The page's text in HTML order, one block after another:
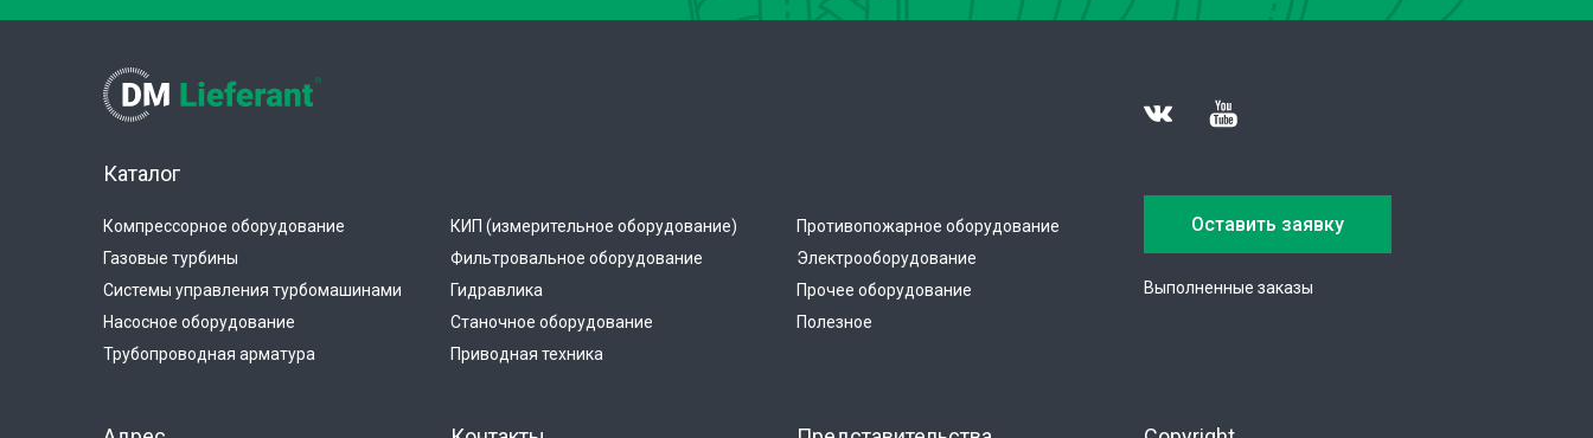
Каталог
Компрессорное оборудование
Газовые турбины
Системы управления турбомашинами
Насосное оборудование
Трубопроводная арматура
КИП (измерительное оборудование)
Фильтровальное оборудование
Гидравлика
Станочное оборудование
Приводная техника
Противопожарное оборудование
Электрооборудование
Прочее оборудование
Полезное
Оставить заявку
Выполненные заказы